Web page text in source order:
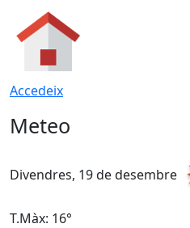
Accedeix
Meteo
Divendres, 19 de desembre
T.Màx: 16°